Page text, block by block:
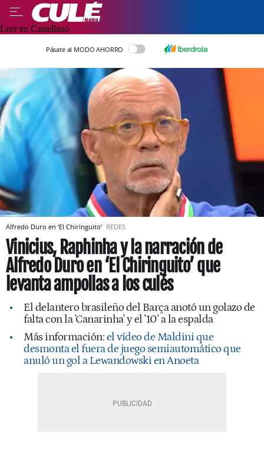
Leer en Castellano
Pásate al MODO AHORRO
Alfredo Duro en ‘El Chiringuito’ REDES
Vinicius, Raphinha y la narración de
Alfredo Duro en ‘El Chiringuito’ que
levanta ampollas a los culés
El delantero brasileño del Barça anotó un golazo de
falta con la 'Canarinha' y el '10' a la espalda
Más información:el vídeo de Maldini que
desmonta el fuera de juego semiautomático que
anuló un gol a Lewandowski en Anoeta